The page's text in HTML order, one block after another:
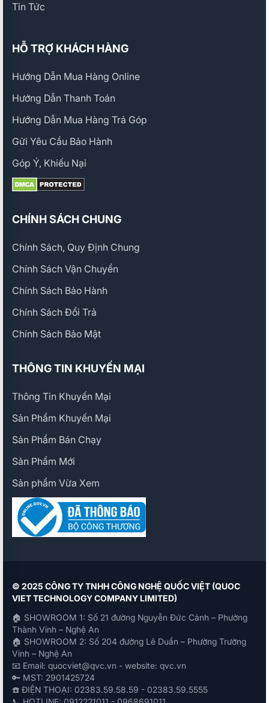
Tin Tức
HỖ TRỢ KHÁCH HÀNG
Hướng Dẫn Mua Hàng Online
Hướng Dẫn Thanh Toán
Hướng Dẫn Mua Hàng Trả Góp
Gửi Yêu Cầu Bảo Hành
Góp Ý, Khiếu Nại
CHÍNH SÁCH CHUNG
Chính Sách, Quy Định Chung
Chính Sách Vận Chuyển
Chính Sách Bảo Hành
Chính Sách Đổi Trả
Chính Sách Bảo Mật
THÔNG TIN KHUYẾN MẠI
Thông Tin Khuyến Mại
Sản Phẩm Khuyến Mại
Sản Phẩm Bán Chạy
Sản Phẩm Mới
Sản phẩm Vừa Xem
© 2025 CÔNG TY TNHH CÔNG NGHỆ QUỐC VIỆT (QUOC
VIET TECHNOLOGY COMPANY LIMITED)
🏠 SHOWROOM 1: Số 21 đường Nguyễn Đức Cảnh – Phường
Thành Vinh – Nghệ An
🏠 SHOWROOM 2: Số 204 đường Lê Duẩn – Phường Trường
Vinh – Nghệ An
📧 Email: quocviet@qvc.vn - website: qvc.vn
🔑 MST: 2901425724
☎️ ĐIỆN THOẠI: 02383.59.58.59 - 02383.59.5555